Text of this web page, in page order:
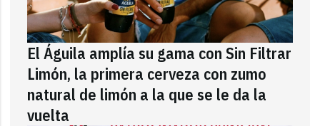
El Águila amplía su gama con Sin Filtrar
Limón, la primera cerveza con zumo
natural de limón a la que se le da la
vuelta